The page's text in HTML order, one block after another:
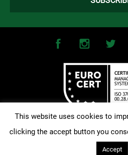
©2026OMONOIA FC. All Rights
| Designed and
This website uses cookies to
clicking the accept button you
Accept